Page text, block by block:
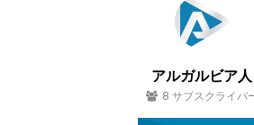
雨野 from “時代” . バグパイプ・ヴァー
ジョン by パウロ・リベイロ
0
アルガルビア人
8 サブスクライバ